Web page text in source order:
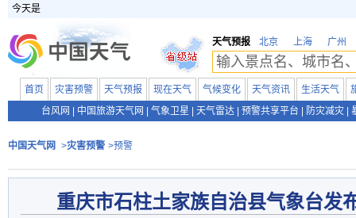
今天是
天气预报 北京 上海 广州
首页 灾害预警 天气预报 现在天气 气候变化 天气资讯 生活天气
台风网
中国旅游天气网 气象卫星 天气雷达 预警共享平台 防灾减灾
中国天气网 >灾害预警 >预警
重庆市石柱土家族自治县气象台发